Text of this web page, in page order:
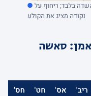
מהשדה בלבד; ריחוף על
נקודה מציג את הקולע
סאשה
ריב' אס' חט' חס'